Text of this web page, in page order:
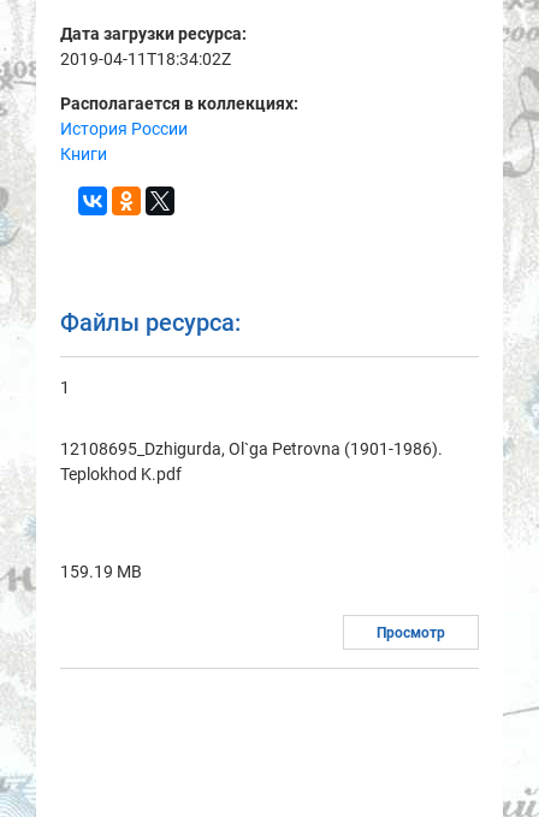
Дата загрузки ресурса:
2019-04-11T18:34:02Z
Располагается в коллекциях:
История России
Книги
Файлы ресурса:
1
12108695_Dzhigurdа, Ol`gа Petrovnа (1901-1986).
Teplokhod K.pdf
159.19 MB
Просмотр